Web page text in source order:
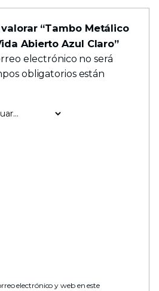
“Tambo Metálico
Abierto Azul Claro”
electrónico no será
obligatorios están
electrónico y web en este